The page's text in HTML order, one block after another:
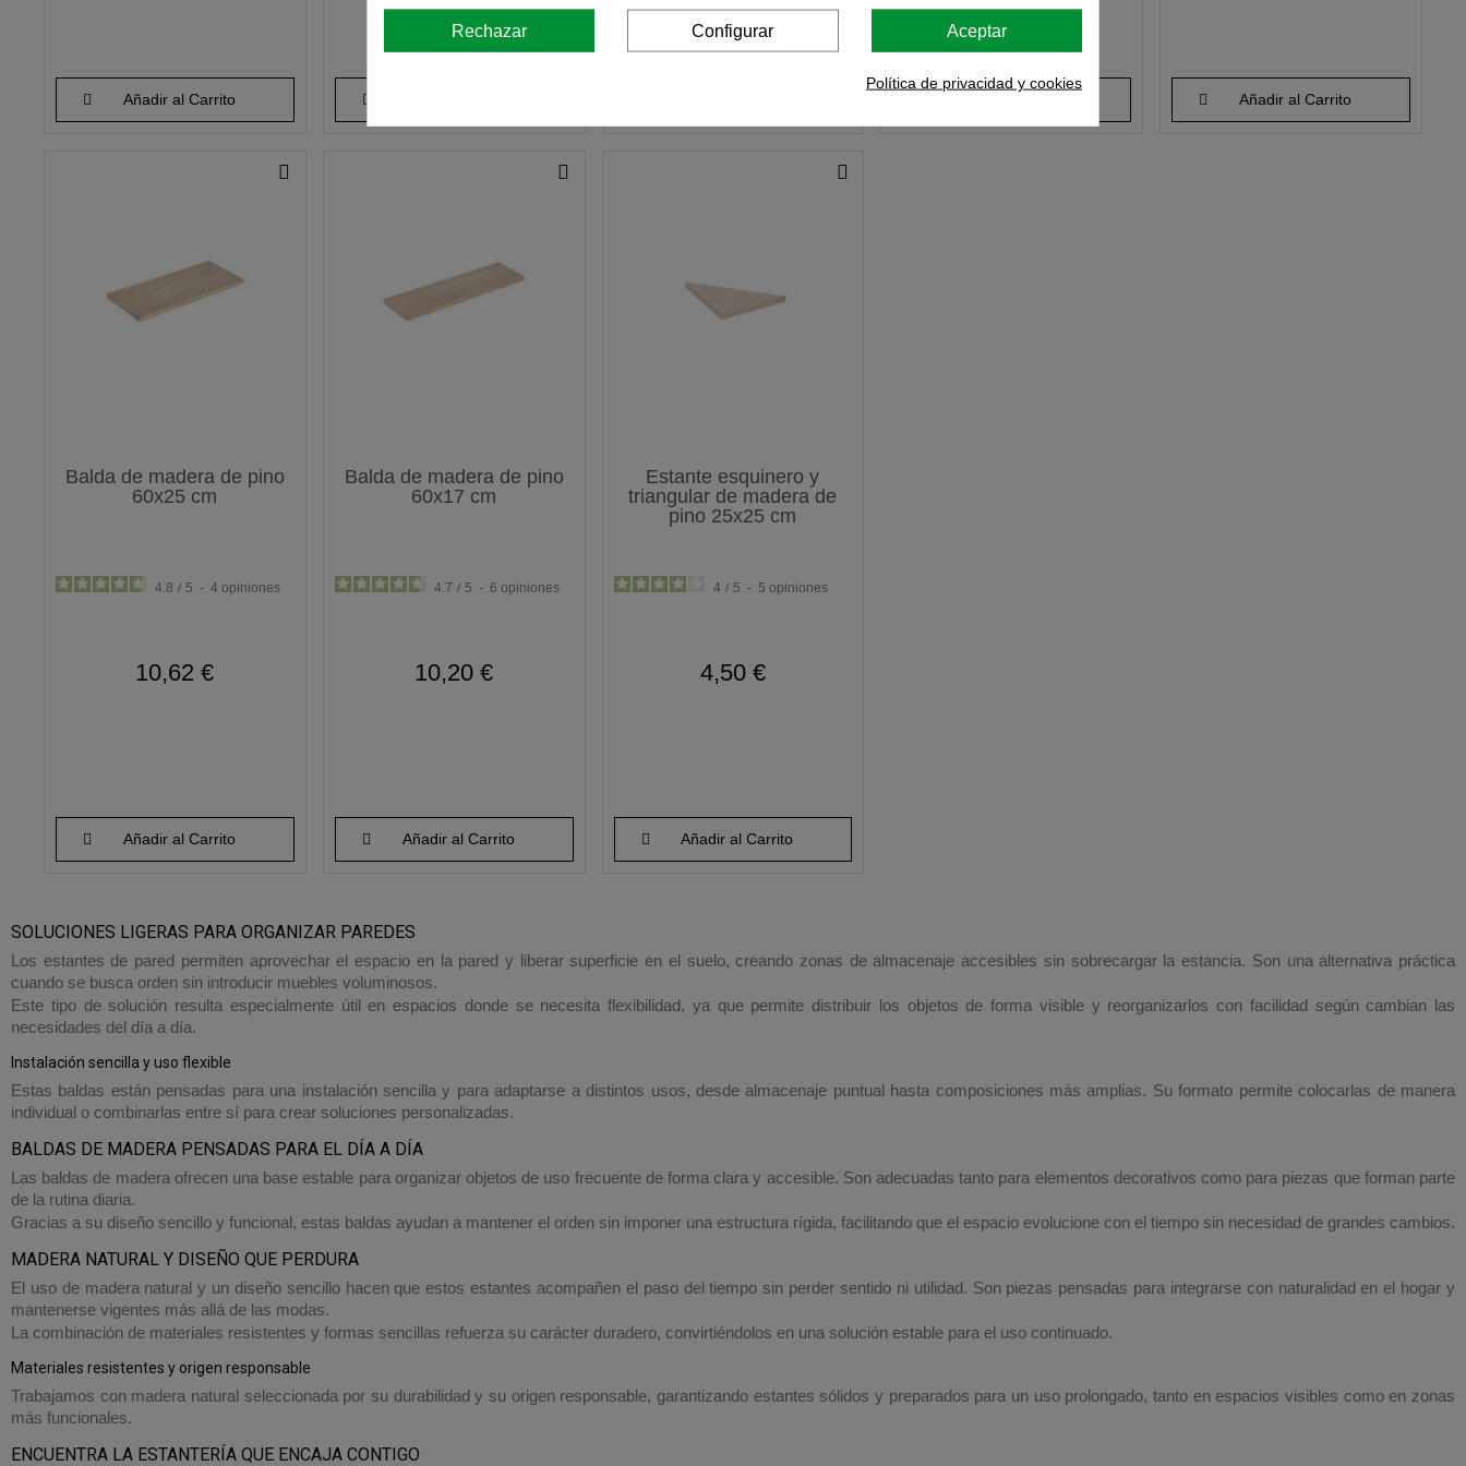
Añadir al Carrito Añadir al Carrito
Balda de madera de pino
60x25 cm
4.8 / 5 - 4 opiniones
10,62 €
Añadir al Carrito
Balda de madera de pino
60x17 cm
4.7 / 5 - 6 opiniones
10,20 €
Añadir al Carrito
Estante esquinero y
triangular de madera de
pino 25x25 cm
4 / 5 - 5 opiniones
4,50 €
Añadir al Carrito
SOLUCIONES LIGERAS PARA ORGANIZAR PAREDES
Los estantes de pared permiten aprovechar el espacio en la pared y liberar superficie en el suelo, creando zonas de almacenaje accesibles sin sobrecargar la estancia. Son una alternativa práctica
cuando se busca orden sin introducir muebles voluminosos.
Este tipo de solución resulta especialmente útil en espacios donde se necesita flexibilidad, ya que permite distribuir los objetos de forma visible y reorganizarlos con facilidad según cambian las
necesidades del día a día.
Instalación sencilla y uso flexible
Estas baldas están pensadas para una instalación sencilla y para adaptarse a distintos usos, desde almacenaje puntual hasta composiciones más amplias. Su formato permite colocarlas de manera
individual o combinarlas entre sí para crear soluciones personalizadas.
BALDAS DE MADERA PENSADAS PARA EL DÍA A DÍA
Las baldas de madera ofrecen una base estable para organizar objetos de uso frecuente de forma clara y accesible. Son adecuadas tanto para elementos decorativos como para piezas que forman parte
de la rutina diaria.
Gracias a su diseño sencillo y funcional, estas baldas ayudan a mantener el orden sin imponer una estructura rígida, facilitando que el espacio evolucione con el tiempo sin necesidad de grandes cambios.
MADERA NATURAL Y DISEÑO QUE PERDURA
El uso de madera natural y un diseño sencillo hacen que estos estantes acompañen el paso del tiempo sin perder sentido ni utilidad. Son piezas pensadas para integrarse con naturalidad en el hogar y
mantenerse vigentes más allá de las modas.
La combinación de materiales resistentes y formas sencillas refuerza su carácter duradero, convirtiéndolos en una solución estable para el uso continuado.
Materiales resistentes y origen responsable
Trabajamos con madera natural seleccionada por su durabilidad y su origen responsable, garantizando estantes sólidos y preparados para un uso prolongado, tanto en espacios visibles como en zonas
más funcionales.
ENCUENTRA LA ESTANTERÍA QUE ENCAJA CONTIGO
Rechazar Configurar Aceptar
Política de privacidad y cookies